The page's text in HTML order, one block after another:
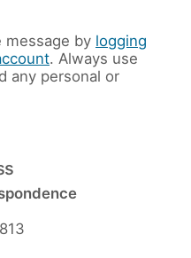
message by logging
. Always use
any personal or